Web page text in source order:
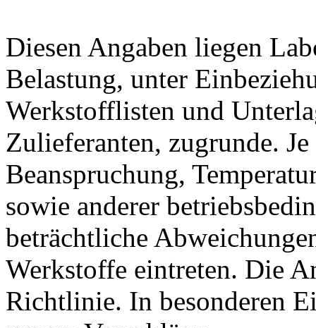
Diesen Angaben liegen
Belastung, unter
Werkstofflisten und
Zulieferanten, zugrunde.
Beanspruchung,
sowie anderer
beträchtliche
Werkstoffe eintreten. Die
Richtlinie. In besonderen